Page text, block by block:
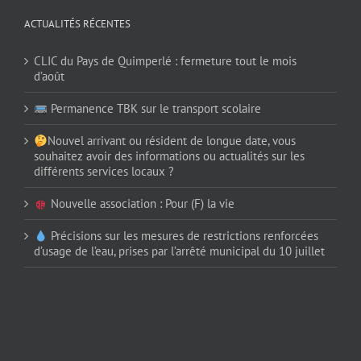
ACTUALITÉS RÉCENTES
CLIC du Pays de Quimperlé : fermeture tout le mois
d’août
Permanence TBK sur le transport scolaire
Nouvel arrivant ou résident de longue date, vous
souhaitez avoir des informations ou actualités sur les
différents services locaux ?
Nouvelle association : Pour (F) la vie
Précisions sur les mesures de restrictions renforcées
d’usage de l’eau, prises par l’arrêté municipal du 10 juillet